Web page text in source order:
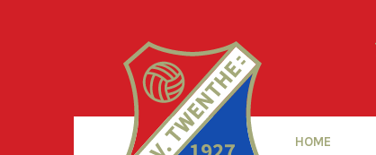
HOME